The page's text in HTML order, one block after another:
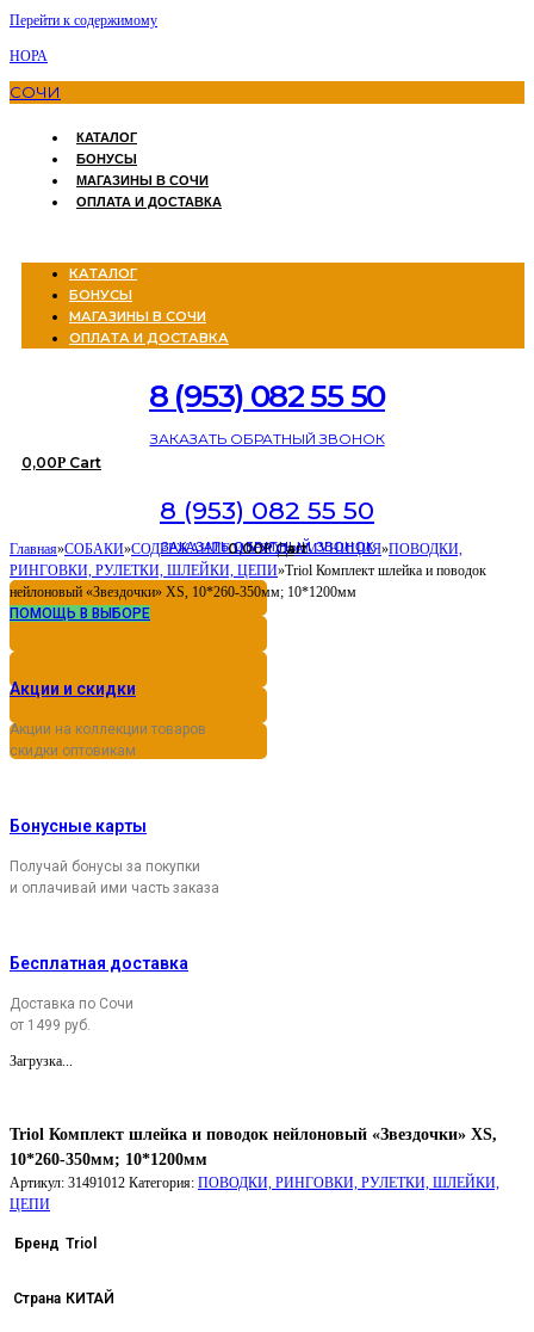
Перейти к содержимому
НОРА
СОЧИ
КАТАЛОГ
БОНУСЫ
МАГАЗИНЫ В СОЧИ
ОПЛАТА И ДОСТАВКА
КАТАЛОГ
БОНУСЫ
МАГАЗИНЫ В СОЧИ
ОПЛАТА И ДОСТАВКА
8 (953) 082 55 50
ЗАКАЗАТЬ ОБРАТНЫЙ ЗВОНОК
0,00Р Cart
8 (953) 082 55 50
ЗАКАЗАТЬ ОБРАТНЫЙ ЗВОНОК
0,00Р Cart
Главная»СОБАКИ»СОДЕРЖАНИЕ И УХОД»АМУНИЦИЯ»ПОВОДКИ,
РИНГОВКИ, РУЛЕТКИ, ШЛЕЙКИ, ЦЕПИ»Triol Комплект шлейка и поводок
нейлоновый «Звездочки» XS, 10*260-350мм; 10*1200мм
ПОМОЩЬ В ВЫБОРЕ
Акции и скидки
Акции на коллекции товаров
скидки оптовикам
Бонусные карты
Получай бонусы за покупки
и оплачивай ими часть заказа
Бесплатная доставка
Доставка по Сочи
от 1499 руб.
Загрузка...
Triol Комплект шлейка и поводок нейлоновый «Звездочки» XS,
10*260-350мм; 10*1200мм
Артикул: 31491012 Категория: ПОВОДКИ, РИНГОВКИ, РУЛЕТКИ, ШЛЕЙКИ,
ЦЕПИ
Бренд Triol
Страна КИТАЙ